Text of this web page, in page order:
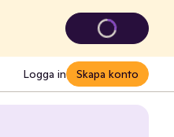
Logga in Skapa konto